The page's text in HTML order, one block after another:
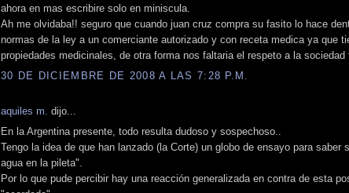
ahora en mas escribire solo en miniscula.
Ah me olvidaba!! seguro que cuando juan cruz compra su fasito lo hace
normas de la ley a un comerciante autorizado y con receta medica ya que
propiedades medicinales, de otra forma nos faltaria el respeto a la sociedad
30 DE DICIEMBRE DE 2008 A LAS 7:28 P.M.
aquiles m. dijo...
En la Argentina presente, todo resulta dudoso y sospechoso..
Tengo la idea de que han lanzado (la Corte) un globo de ensayo para saber
agua en la pileta".
Por lo que pude percibir hay una reacción generalizada en contra de esta